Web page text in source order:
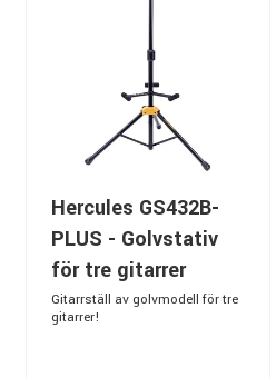
Hercules GS432B-
PLUS - Golvstativ
för tre gitarrer
Gitarrställ av golvmodell för tre
gitarrer!